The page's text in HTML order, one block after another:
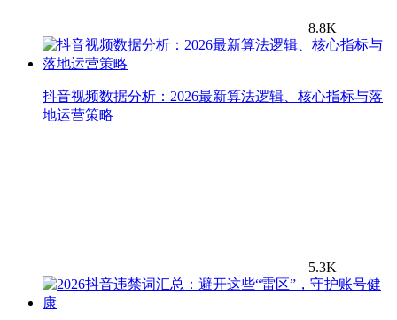
8.8K
抖音视频数据分析：2026最新算法逻辑、核心指标与落
地运营策略
5.3K